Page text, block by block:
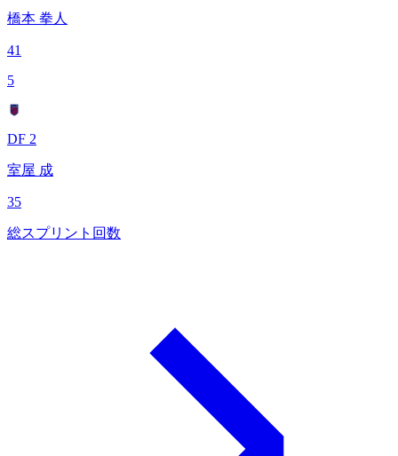
橋本 拳人
41
5
DF 2
室屋 成
35
総スプリント回数